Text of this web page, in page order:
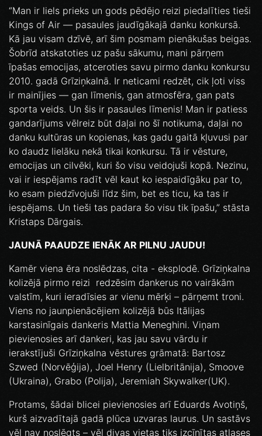
“Man ir liels prieks un gods pēdējo reizi piedalīties tieši
Kings of Air — pasaules jaudīgākajā danku konkursā.
Kā jau visam dzīvē, arī šim posmam pienākušas beigas.
Šobrīd atskatoties uz pašu sākumu, mani pārņem
īpašas emocijas, atceroties savu pirmo danku konkursu
2010. gadā Grīziņkalnā. Ir neticami redzēt, cik ļoti viss
ir mainījies — gan līmenis, gan atmosfēra, gan pats
sporta veids. Un šis ir pasaules līmenis! Man ir patiess
gandarījums vēlreiz būt daļai no šī notikuma, daļai no
danku kultūras un kopienas, kas gadu gaitā kļuvusi par
ko daudz lielāku nekā tikai konkursu. Tā ir vēsture,
emocijas un cilvēki, kuri šo visu veidojuši kopā. Nezinu,
vai ir iespējams radīt vēl kaut ko iespaidīgāku par to,
ko esam piedzīvojuši līdz šim, bet es ticu, ka tas ir
iespējams. Un tieši tas padara šo visu tik īpašu,” stāsta
Kristaps Dārgais.
JAUNĀ PAAUDZE IENĀK AR PILNU JAUDU!
Kamēr viena ēra noslēdzas, cita - eksplodē. Grīziņkalna
kolizējā pirmo reizi redzēsim dankerus no vairākām
valstīm, kuri ieradīsies ar vienu mērķi – pārņemt troni.
Viens no jaunpienācējiem kolizējā būs Itālijas
karstasinīgais dankeris Mattia Meneghini. Viņam
pievienosies arī dankeri, kas jau savu vārdu ir
ierakstījuši Grīziņkalna vēstures grāmatā: Bartosz
Szwed (Norvēģija), Joel Henry (Lielbritānija), Smoove
(Ukraina), Grabo (Polija), Jeremiah Skywalker(UK).
Protams, šādai blicei pievienosies arī Eduards Avotiņš,
kurš aizvadītajā gadā plūca uzvaras laurus. Un sastāvs
vēl nav noslēgts – vēl divas vietas tiks izcīnītas atlases